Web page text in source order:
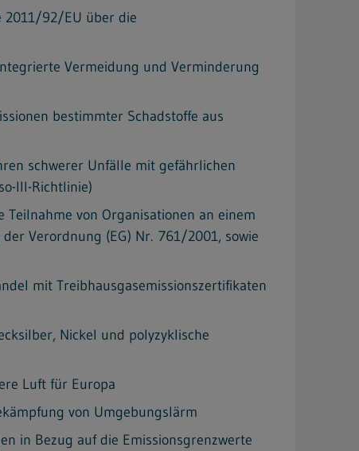
2011/92/EU über die
Vermeidung und Verminderung
bestimmter Schadstoffe aus
schwerer Unfälle mit gefährlichen
III-Richtlinie)
von Organisationen an einem
Verordnung (EG) Nr. 761/2001, sowie
mit Treibhausgasemissionszertifikaten
Nickel und polyzyklische
Luft für Europa
von Umgebungslärm
in Bezug auf die Emissionsgrenzwerte